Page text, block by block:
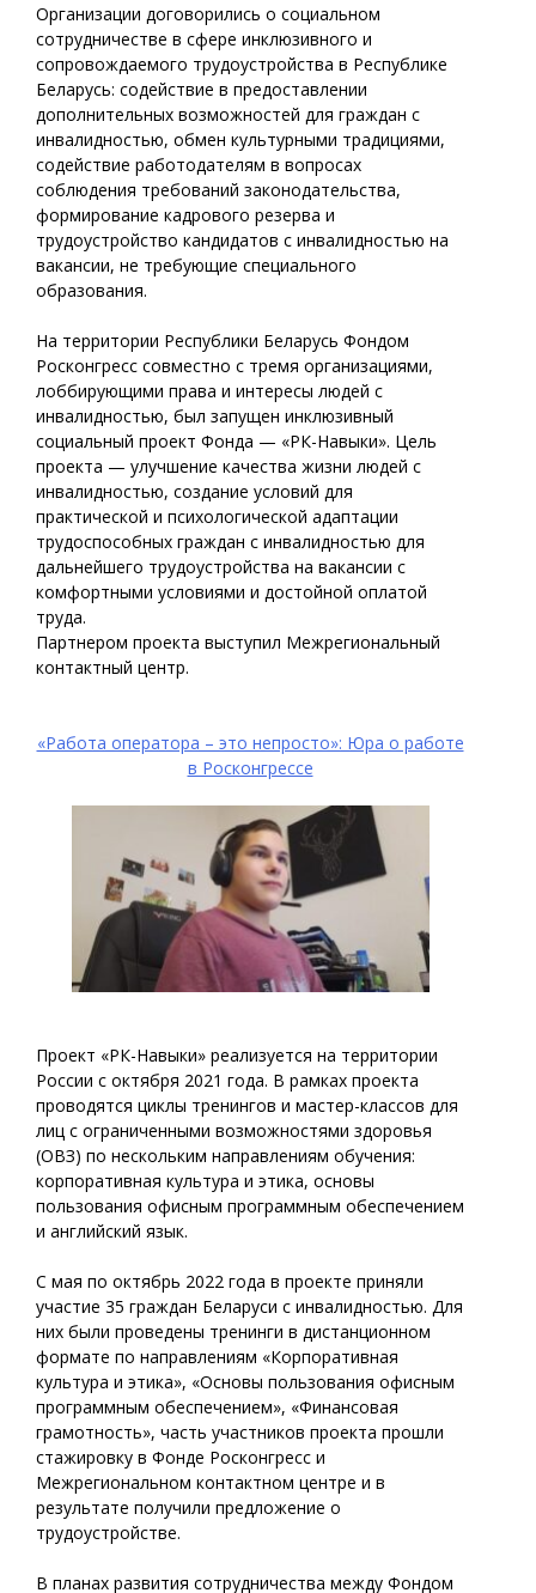
Организации договорились о социальном
сотрудничестве в сфере инклюзивного и
сопровождаемого трудоустройства в Республике
Беларусь: содействие в предоставлении
дополнительных возможностей для граждан с
инвалидностью, обмен культурными традициями,
содействие работодателям в вопросах
соблюдения требований законодательства,
формирование кадрового резерва и
трудоустройство кандидатов с инвалидностью на
вакансии, не требующие специального
образования.
На территории Республики Беларусь Фондом
Росконгресс совместно с тремя организациями,
лоббирующими права и интересы людей с
инвалидностью, был запущен инклюзивный
социальный проект Фонда — «РК-Навыки». Цель
проекта — улучшение качества жизни людей с
инвалидностью, создание условий для
практической и психологической адаптации
трудоспособных граждан с инвалидностью для
дальнейшего трудоустройства на вакансии с
комфортными условиями и достойной оплатой
труда.
Партнером проекта выступил Межрегиональный
контактный центр.
«Работа оператора – это непросто»: Юра о работе
в Росконгрессе
Проект «РК-Навыки» реализуется на территории
России с октября 2021 года. В рамках проекта
проводятся циклы тренингов и мастер-классов для
лиц с ограниченными возможностями здоровья
(ОВЗ) по нескольким направлениям обучения:
корпоративная культура и этика, основы
пользования офисным программным обеспечением
и английский язык.
С мая по октябрь 2022 года в проекте приняли
участие 35 граждан Беларуси с инвалидностью. Для
них были проведены тренинги в дистанционном
формате по направлениям «Корпоративная
культура и этика», «Основы пользования офисным
программным обеспечением», «Финансовая
грамотность», часть участников проекта прошли
стажировку в Фонде Росконгресс и
Межрегиональном контактном центре и в
результате получили предложение о
трудоустройстве.
В планах развития сотрудничества между Фондом